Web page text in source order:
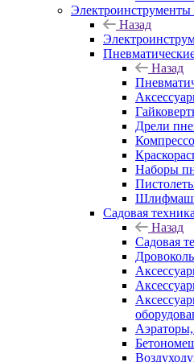
Электроинструменты
Назад
Назад
Дрели
Наборы
Садовая техника
Назад
Садовая